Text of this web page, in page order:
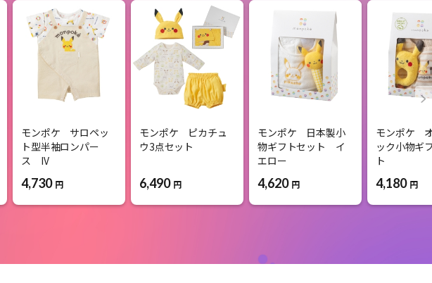
モンポケ サロペッ
ト型半袖ロンパー
ス IV
4,730 円
モンポケ ピカチュ
ウ3点セット
6,490 円
モンポケ 日本製小
物ギフトセット イ
エロー
4,620 円
モンポケ
ック小物ギ
ト
4,180 円